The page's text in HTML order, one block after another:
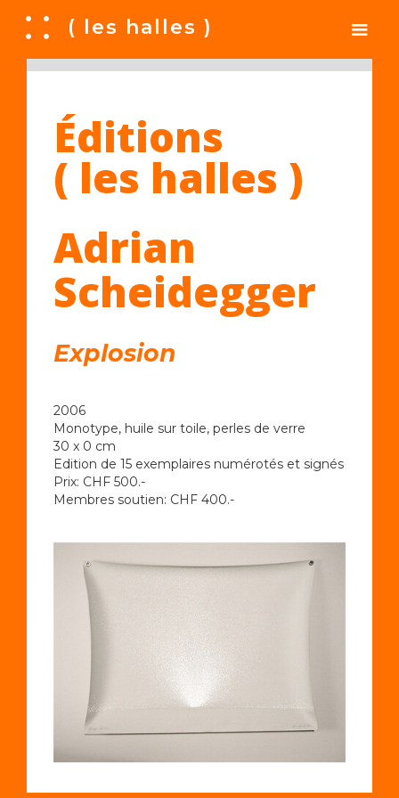
A ( les halles )
Éditions
( les halles )
Adrian
Scheidegger
Explosion
2006
Monotype, huile sur toile, perles de verre
30 x 0 cm
Edition de 15 exemplaires numérotés et signés
Prix: CHF 500.-
Membres soutien: CHF 400.-